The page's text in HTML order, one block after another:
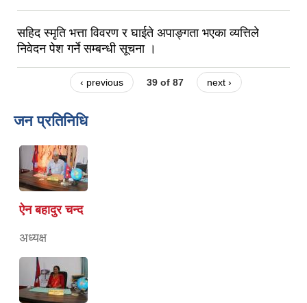
सहिद स्मृति भत्ता विवरण र घाईते अपाङ्गता भएका व्यत्तिले
निवेदन पेश गर्ने सम्बन्धी सूचना ।
‹ previous 39 of 87 next ›
जन प्रतिनिधि
ऐन बहादुर चन्द
अध्यक्ष